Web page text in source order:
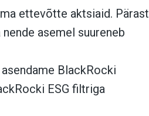
ettevõtte aktsiaid. Pärast
asemel suureneb
BlackRocki
ESG filtriga